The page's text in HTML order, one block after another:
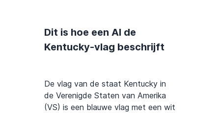
Dit is hoe een AI de
Kentucky-vlag beschrijft
De vlag van de staat Kentucky in
de Verenigde Staten van Amerika
(VS) is een blauwe vlag met een wit